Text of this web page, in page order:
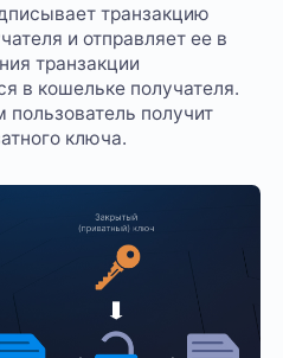
транзакцию
и отправляет ее в
транзакции
в кошельке получателя.
получит
ключа.